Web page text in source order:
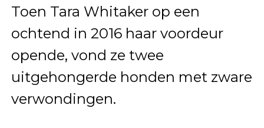
Toen Tara Whitaker op een
ochtend in 2016 haar voordeur
opende, vond ze twee
uitgehongerde honden met zware
verwondingen.